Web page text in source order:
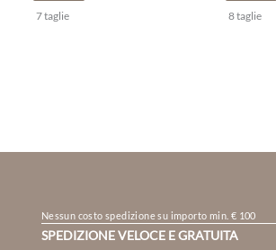
7 taglie 8 taglie
Nessun costo spedizione su importo min. € 100
SPEDIZIONE VELOCE E GRATUITA